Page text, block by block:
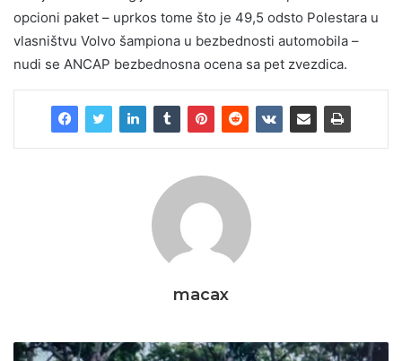
opcioni paket – uprkos tome što je 49,5 odsto Polestara u
vlasništvu Volvo šampiona u bezbednosti automobila –
nudi se ANCAP bezbednosna ocena sa pet zvezdica.
macax